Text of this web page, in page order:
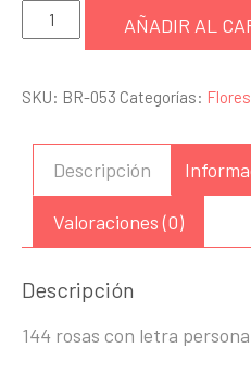
rosas
personalizada
AÑADIR AL
SKU: BR-053 Categorías: Flores
Descripción
Valoraciones (0)
Descripción
144 rosas con letra